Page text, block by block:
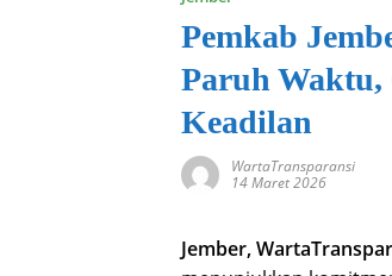
Pemkab
Paruh Waktu,
Keadilan
WartaTransparansi
14 Maret 2026
Jember,